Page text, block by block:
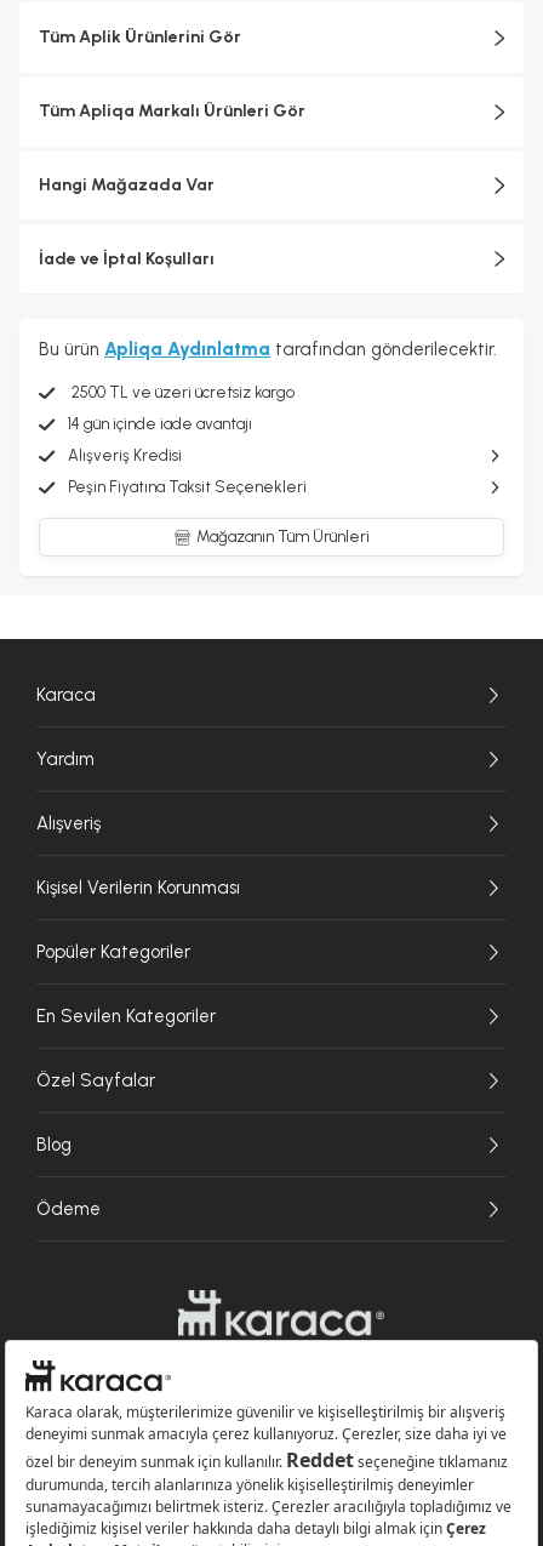
yıl
Tüm Aplik Ürünlerini Gör
Tüm Apliqa Markalı Ürünleri Gör
Hangi Mağazada Var
İade ve İptal Koşulları
Bu ürün Apliqa Aydınlatma tarafından gönderilecektir.
2500 TL ve üzeri ücretsiz kargo
14 gün içinde iade avantajı
Alışveriş Kredisi
Peşin Fiyatına Taksit Seçenekleri
Mağazanın Tüm Ürünleri
Karaca
Yardım
Alışveriş
Kişisel Verilerin Korunması
Popüler Kategoriler
En Sevilen Kategoriler
Özel Sayfalar
Blog
Ödeme
Websitesinde kullanılan bazı görseller yapay zekâ (AI) ile üretilmiştir.